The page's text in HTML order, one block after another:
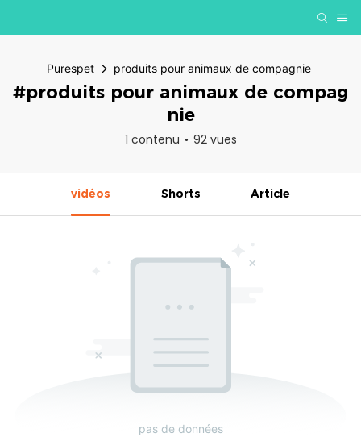
Purespet produits pour animaux de compagnie
#produits pour animaux de compag
nie
1 contenu 92 vues
vidéos Shorts Article
pas de données